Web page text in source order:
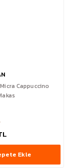
Cappuccino
Ekle